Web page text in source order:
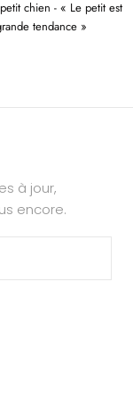
chien - « Le petit est
tendance »
à jour,
encore.